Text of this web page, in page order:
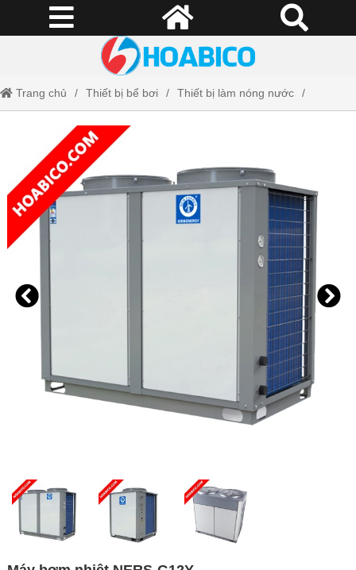
Trang chủ Thiết bị bể bơi Thiết bị làm nóng nước
Máy bơm nhiệt NERS-G12Y